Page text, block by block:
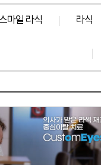
마일 라식 라식